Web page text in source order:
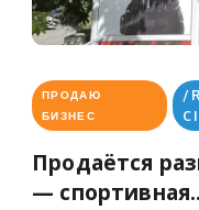
ПРОДАЮ
БИЗНЕС
/
Продаётся
—